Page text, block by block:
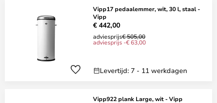
Vipp17 pedaalemmer, wit, 30 l, staal -
Vipp
€ 442,00
adviesprijs€ 505,00
adviesprijs -€ 63,00
Levertijd: 7 - 11 werkdagen
Vipp922 plank Large, wit - Vipp